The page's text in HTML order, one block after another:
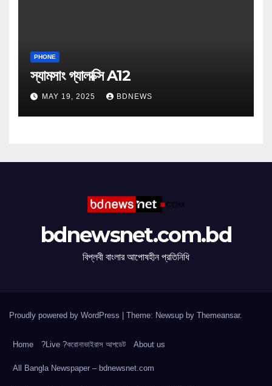
PHONE
স্যামসাং গ্যালাক্সি A12
MAY 19, 2025 BDNEWS
bdnewsnet.com.bd
বিপ্লবী বাংলার আপোষহীন প্রতিনিধি
Proudly powered by WordPress | Theme: Newsup by Themeansar.
Home ?Live ?করোনাভাইরাস আপডেট About us
All Bangla Newspaper – bdnewsnet.com